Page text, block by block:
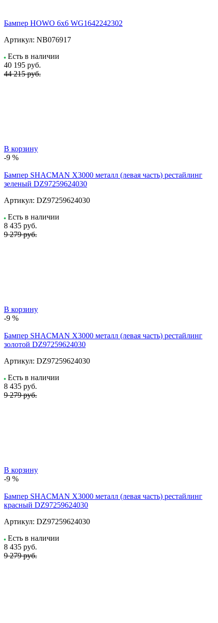
Бампер HOWO 6х6 WG1642242302
Артикул: NB076917
Есть в наличии
40 195 руб.
44 215 руб.
В корзину
-9 %
Бампер SHACMAN X3000 металл (левая часть) рестайлинг
зеленый DZ97259624030
Артикул: DZ97259624030
Есть в наличии
8 435 руб.
9 279 руб.
В корзину
-9 %
Бампер SHACMAN X3000 металл (левая часть) рестайлинг
золотой DZ97259624030
Артикул: DZ97259624030
Есть в наличии
8 435 руб.
9 279 руб.
В корзину
-9 %
Бампер SHACMAN X3000 металл (левая часть) рестайлинг
красный DZ97259624030
Артикул: DZ97259624030
Есть в наличии
8 435 руб.
9 279 руб.